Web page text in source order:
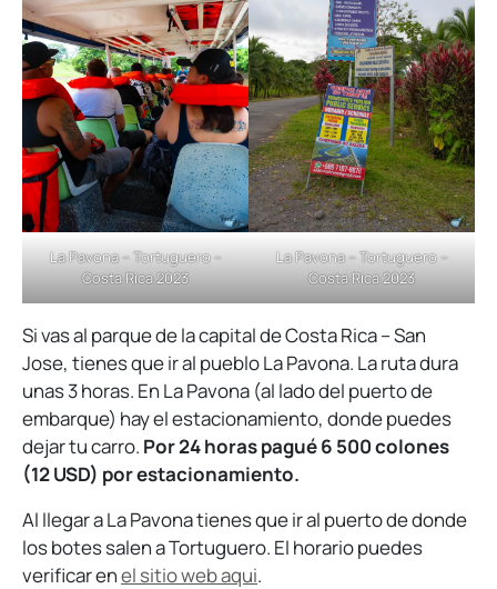
La Pavona – Tortuguero –
Costa Rica 2023
La Pavona – Tortuguero –
Costa Rica 2023
Si vas al parque de la capital de Costa Rica – San
Jose, tienes que ir al pueblo La Pavona. La ruta dura
unas 3 horas. En La Pavona (al lado del puerto de
embarque) hay el estacionamiento, donde puedes
dejar tu carro. Por 24 horas pagué 6 500 colones
(12 USD) por estacionamiento.
Al llegar a La Pavona tienes que ir al puerto de donde
los botes salen a Tortuguero. El horario puedes
verificar enel sitio web aqui.